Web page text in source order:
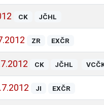
CK JČHL
ZR EXČR
CK JČHL
JI EXČR